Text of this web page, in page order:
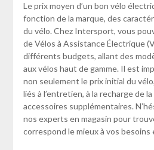
Le prix moyen d’un bon vélo
fonction de la marque, des
du vélo. Chez Intersport, vous
de Vélos à Assistance Électrique
différents budgets, allant des
aux vélos haut de gamme. Il est
non seulement le prix initial du
liés à l’entretien, à la recharge de
accessoires supplémentaires.
nos experts en magasin pour
correspond le mieux à vos